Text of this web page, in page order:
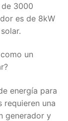
3000
es de 8kW
un
energía para
requieren una
generador y